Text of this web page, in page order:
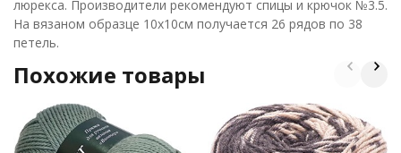
люрекса. Производители рекомендуют спицы и крючок №3.5.
На вязаном образце 10х10см получается 26 рядов по 38
петель.
Похожие товары